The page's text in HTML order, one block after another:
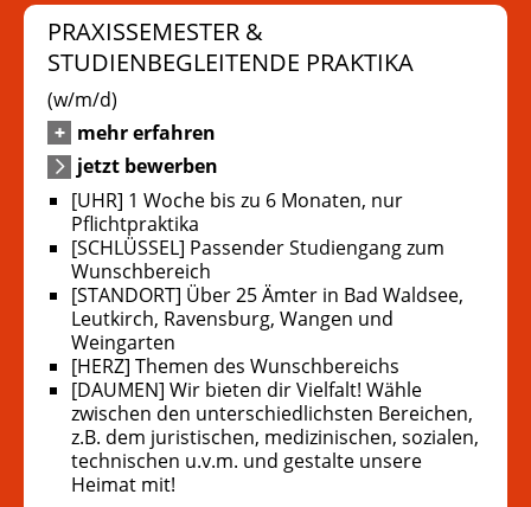
PRAXISSEMESTER &
STUDIENBEGLEITENDE PRAKTIKA
(w/m/d)
mehr erfahren
jetzt bewerben
[UHR] 1 Woche bis zu 6 Monaten, nur
Pflichtpraktika
[SCHLÜSSEL] Passender Studiengang zum
Wunschbereich
[STANDORT] Über 25 Ämter in Bad Waldsee,
Leutkirch, Ravensburg, Wangen und
Weingarten
[HERZ] Themen des Wunschbereichs
[DAUMEN] Wir bieten dir Vielfalt! Wähle
zwischen den unterschiedlichsten Bereichen,
z.B. dem juristischen, medizinischen, sozialen,
technischen u.v.m. und gestalte unsere
Heimat mit!